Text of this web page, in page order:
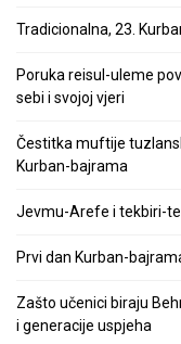
Tradicionalna, 23.
Poruka reisul-uleme
sebi i svojoj vjeri
Čestitka muftije
Kurban-bajrama
Jevmu-Arefe i tekbiri-
Prvi dan Kurban-
Zašto učenici biraju
i generacije uspjeha